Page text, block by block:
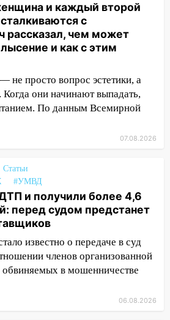
и как с этим
7 августа: пятница
творческой энергии и
исправить старые
на 7 августа в
приглашают на забег,
воздушного флота
области
компании
прошлого своего
едут звезды
и каждый второй
с
рассказал, чем может
и как с этим
не просто вопрос эстетики, а
Когда они начинают выпадать,
По данным Всемирной
07.08.2026
Статьи
#УМВД
и получили более 4,6
перед судом предстанет
известно о передаче в суд
членов организованной
в мошенничестве
06.08.2026